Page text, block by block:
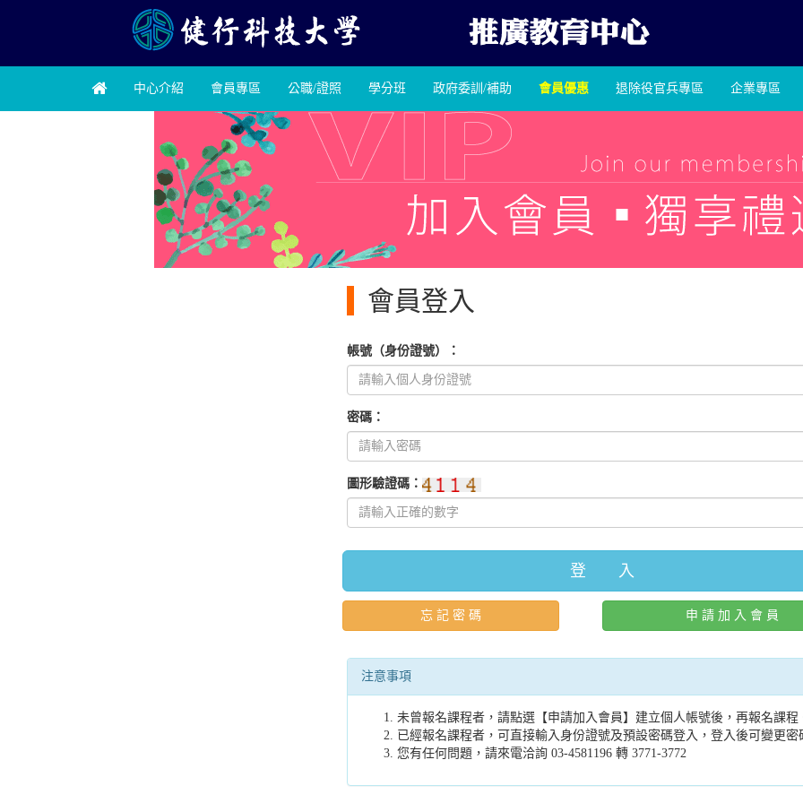
中心介紹 會員專區 公職/證照 學分班 政府委訓/補助 會員優惠 退除役官兵專區 企業專區
會員登入
帳號（身份證號）：
密碼：
圖形驗證碼：
登 入
忘 記 密 碼 申 請 加 入 會 員
注意事項
未曾報名課程者，請點選【申請加入會員】建立個人帳號後，再報名課程
已經報名課程者，可直接輸入身份證號及預設密碼登入，登入後可變更密
您有任何問題，請來電洽詢 03-4581196 轉 3771-3772